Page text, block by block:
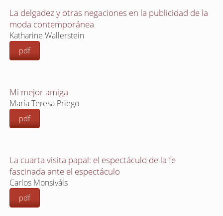
La delgadez y otras negaciones en la publicidad de la
moda contemporánea
Katharine Wallerstein
pdf
Mi mejor amiga
María Teresa Priego
pdf
La cuarta visita papal: el espectáculo de la fe
fascinada ante el espectáculo
Carlos Monsiváis
pdf